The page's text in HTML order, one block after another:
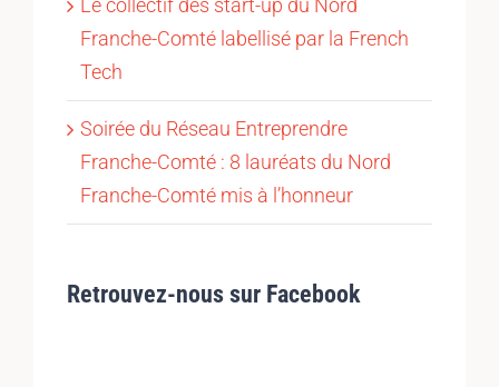
Franche-Comté labellisé par la French
Tech
Soirée du Réseau Entreprendre
Franche-Comté : 8 lauréats du Nord
Franche-Comté mis à l’honneur
Retrouvez-nous sur Facebook